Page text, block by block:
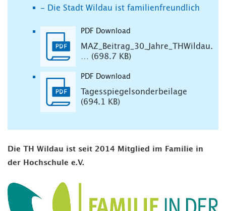
- Die Stadt Wildau ist familienfreundlich
PDF Download
MAZ_Beitrag_30_Jahre_THWildau.
… (698.7 KB)
PDF Download
Tagesspiegelsonderbeilage
(694.1 KB)
Die TH Wildau ist seit 2014 Mitglied im Familie in
der Hochschule e.V.